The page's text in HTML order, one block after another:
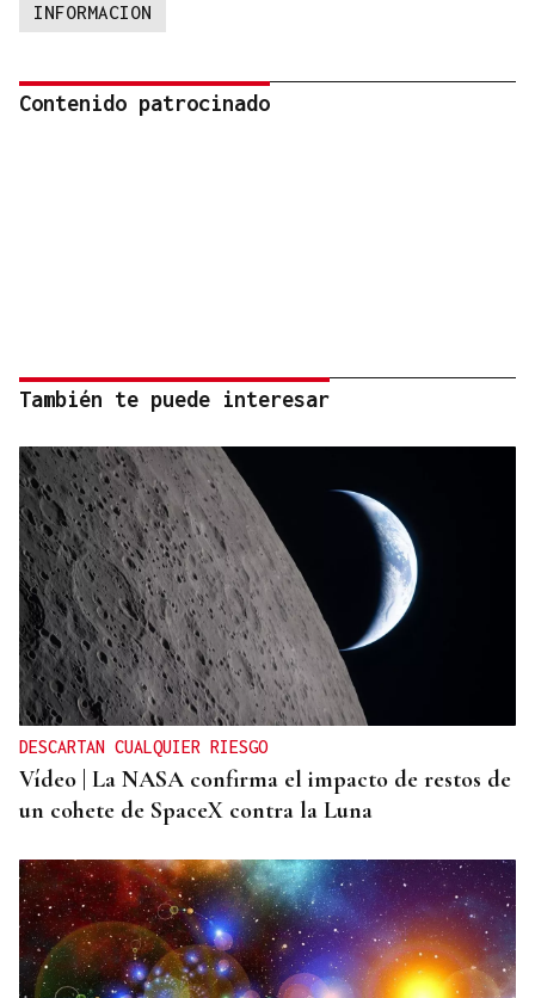
INFORMACION
Contenido patrocinado
También te puede interesar
DESCARTAN CUALQUIER RIESGO
Vídeo | La NASA confirma el impacto de restos de
un cohete de SpaceX contra la Luna